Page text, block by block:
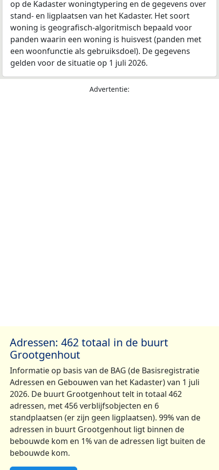
op de Kadaster woningtypering en de gegevens over
stand- en ligplaatsen van het Kadaster. Het soort
woning is geografisch-algoritmisch bepaald voor
panden waarin een woning is huisvest (panden met
een woonfunctie als gebruiksdoel). De gegevens
gelden voor de situatie op 1 juli 2026.
Advertentie:
Adressen: 462 totaal in de buurt
Grootgenhout
Informatie op basis van de BAG (de Basisregistratie
Adressen en Gebouwen van het Kadaster) van 1 juli
2026. De buurt Grootgenhout telt in totaal 462
adressen, met 456 verblijfsobjecten en 6
standplaatsen (er zijn geen ligplaatsen). 99% van de
adressen in buurt Grootgenhout ligt binnen de
bebouwde kom en 1% van de adressen ligt buiten de
bebouwde kom.